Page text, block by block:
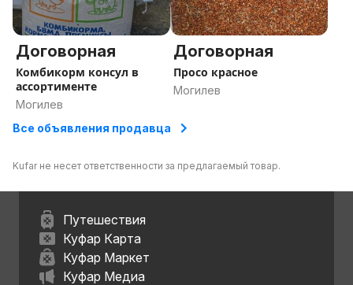
Договорная
Комбикорм консул в
ассортименте
Могилев
Договорная
Просо красное
Могилев
Все объявления продавца
Kufar не несет ответственности за предлагаемый товар.
Путешествия
Куфар Карта
Куфар Маркет
Куфар Медиа